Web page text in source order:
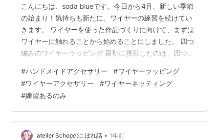
こんにちは、soda blueです。今日から4月、新しい季節
の始まり！気持ちも新たに、ワイヤーの練習を続けてい
きます。 ワイヤーを使った作品づくりに向けて、まずは
ワイヤーに触れることから始めることにしました。 四つ
編みのワイヤーラッピング 最初に挑戦したのは、四つ編
進め、なんとか完成！ …したのですが、作ったモチーフ
に厚みがあるため、この方法では少し飛び出してしまう
かもしれません。ワイヤーの太さや巻き方を調整すれ
ば、もっと安定しそう。 モチーフが飛び出してしまう〜
ワイヤーネッティング 次に試したのはワイヤーネッティ
ング。最初は写真を見ながら「…
#ハンドメイドアクセサリー #ワイヤーラッピング
#ワイヤーアクセサリー #ワイヤーネッティング
#練習あるのみ
atelier Schopのこぼれ話 • 1年前